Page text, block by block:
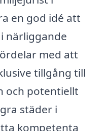
en god idé att
närliggande
med att
tillgång till
och potentiellt
städer i
kompetenta